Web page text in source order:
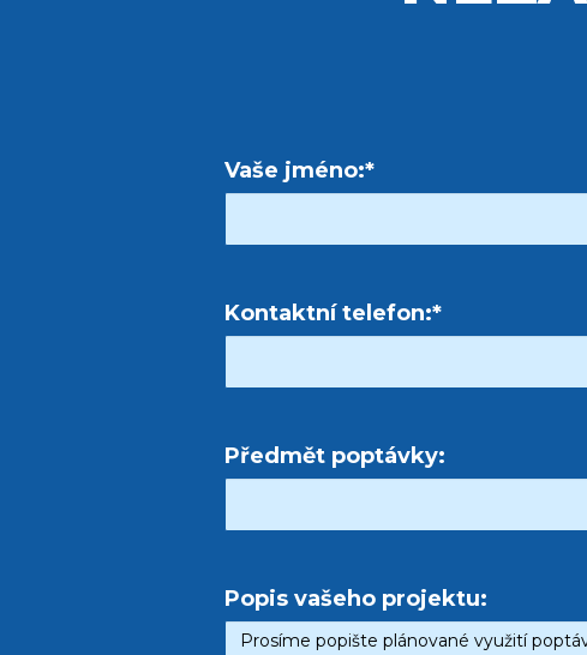
Vaše jméno:*
Kontaktní telefon:*
Předmět poptávky:
Popis vašeho projektu: